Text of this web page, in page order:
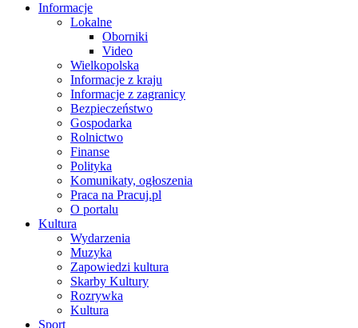
Informacje
Lokalne
Oborniki
Video
Wielkopolska
Informacje z kraju
Informacje z zagranicy
Bezpieczeństwo
Gospodarka
Rolnictwo
Finanse
Polityka
Komunikaty, ogłoszenia
Praca na Pracuj.pl
O portalu
Kultura
Wydarzenia
Muzyka
Zapowiedzi kultura
Skarby Kultury
Rozrywka
Kultura
Sport